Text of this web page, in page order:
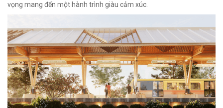
vọng mang đến một hành trình giàu cảm xúc.